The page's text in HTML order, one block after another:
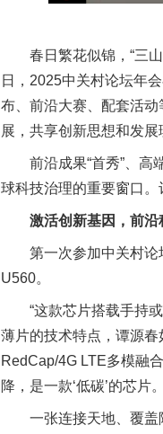
春日繁花似锦，“三山
日，2025中关村论坛年
布、前沿大赛、配套活
展，共享创新思想和发展
前沿成果“首秀”、高端
球科技治理的重要窗口。
激活创新基因，前沿
第一次参加中关村论
U560。
“这款芯片搭载手持或
薄片的技术特点，谭源
RedCap/4G LTE多模融
降，是一款‘低碳’的芯片
一张连接天地、覆盖陆